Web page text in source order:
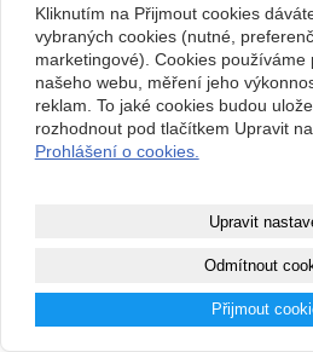
Kontakt
PIVOVARIUM.CZ s.r.o.
Na Cihlářce 2766/22 , Praha 5
14199572
CZ14199572
webové stránkys AI,
registrátora v
Mapa webu| Zobrazit
Kliknutím na Přijmout cookies
vybraných cookies (nutné,
marketingové). Cookies
našeho webu, měření jeho
reklam. To jaké cookies budou
rozhodnout pod tlačítkem Upravit
Prohlášení o cookies.
Upravit
Odmítnout
Přijmout